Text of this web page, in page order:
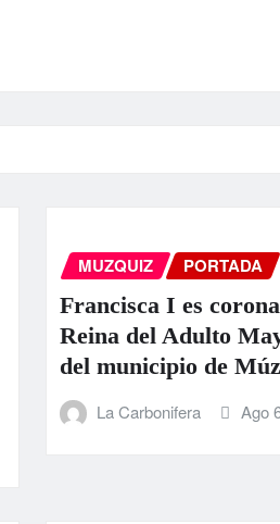
MUZQUIZ PORTADA
Francisca I es
Reina del Adulto
del municipio de
La Carbonifera Ago